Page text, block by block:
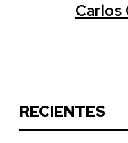
Carlos
RECIENTES